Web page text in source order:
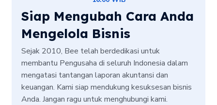
Siap Mengubah Cara Anda
Mengelola Bisnis
Sejak 2010, Bee telah berdedikasi untuk
membantu Pengusaha di seluruh Indonesia dalam
mengatasi tantangan laporan akuntansi dan
keuangan. Kami siap mendukung kesuksesan bisnis
Anda. Jangan ragu untuk menghubungi kami.